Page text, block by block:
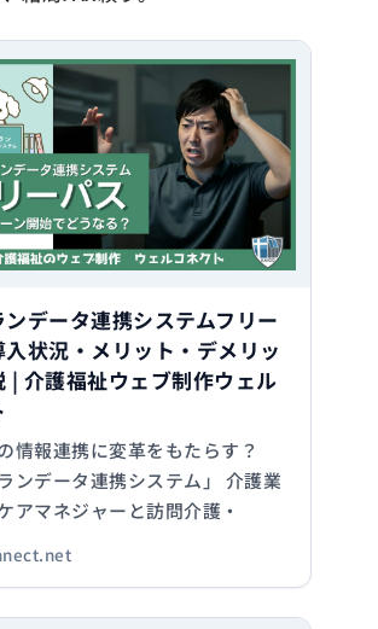
データ連携システムフリー
状況・メリット・デメリッ
| 介護福祉ウェブ制作ウェル
情報連携に変革をもたらす？
ンデータ連携システム」 介護業
アマネジャーと訪問介護・